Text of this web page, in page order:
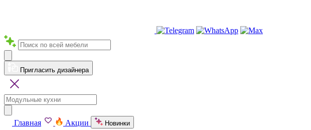
Пригласить дизайнера
Главная Акции Новинки